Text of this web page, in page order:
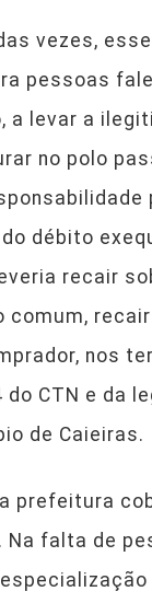
vezes,
pessoas
a levar a
no polo
débito
recair
comum,
nos
CTN e da
de Caieiras.
prefeitura
Na falta de